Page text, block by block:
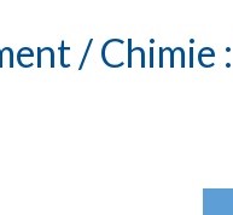
/ Chimie :